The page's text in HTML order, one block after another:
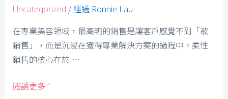
Uncategorized / 經過 Ronnie Lau
在專業美容領域，最高明的銷售是讓客戶感覺不到「被
銷售」，而是沉浸在獲得專業解決方案的過程中。柔性
銷售的核心在於 …
閱讀更多 ”